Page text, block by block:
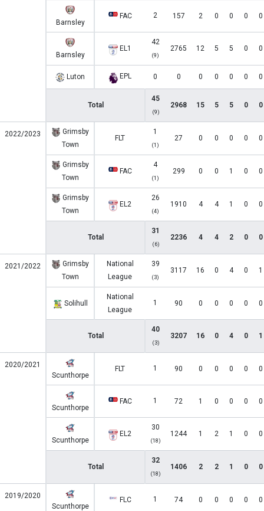
Barnsley
FAC 2 157 2 0 0 0 0
Barnsley
EL1
42
(9)
2765 12 5 5 0 0
Luton EPL 0 0 0 0 0 0 0
Total
45
(9)
2968 15 5 5 0 0
2022/2023
Grimsby
Town
FLT
1
(1)
27 0 0 0 0 0
Grimsby
Town
FAC
4
(1)
299 0 0 1 0 0
Grimsby
Town
EL2
26
(4)
1910 4 4 1 0 0
Total
31
(6)
2236 4 4 2 0 0
2021/2022
Grimsby
Town
National
League
39
(3)
3117 16 0 4 0 1
Solihull
National
League
1 90 0 0 0 0 0
Total
40
(3)
3207 16 0 4 0 1
2020/2021
Scunthorpe
FLT 1 90 0 0 0 0 0
Scunthorpe
FAC 1 72 1 0 0 0 0
Scunthorpe
EL2
30
(18)
1244 1 2 1 0 0
Total
32
(18)
1406 2 2 1 0 0
2019/2020
Scunthorpe
FLC 1 74 0 0 0 0 0